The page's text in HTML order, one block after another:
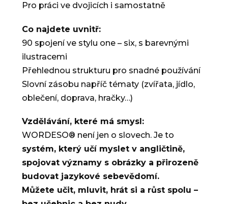
Pro práci ve dvojicích i samostatně
Co najdete uvnitř:
90 spojení ve stylu one – six, s barevnými
ilustracemi
Přehlednou strukturu pro snadné používání
Slovní zásobu napříč tématy (zvířata, jídlo,
oblečení, doprava, hračky…)
Vzdělávání, které má smysl:
WORDESO® není jen o slovech. Je to
systém, který učí myslet v angličtině,
spojovat významy s obrázky a přirozeně
budovat jazykové sebevědomí.
Můžete učit, mluvit, hrát si a růst spolu –